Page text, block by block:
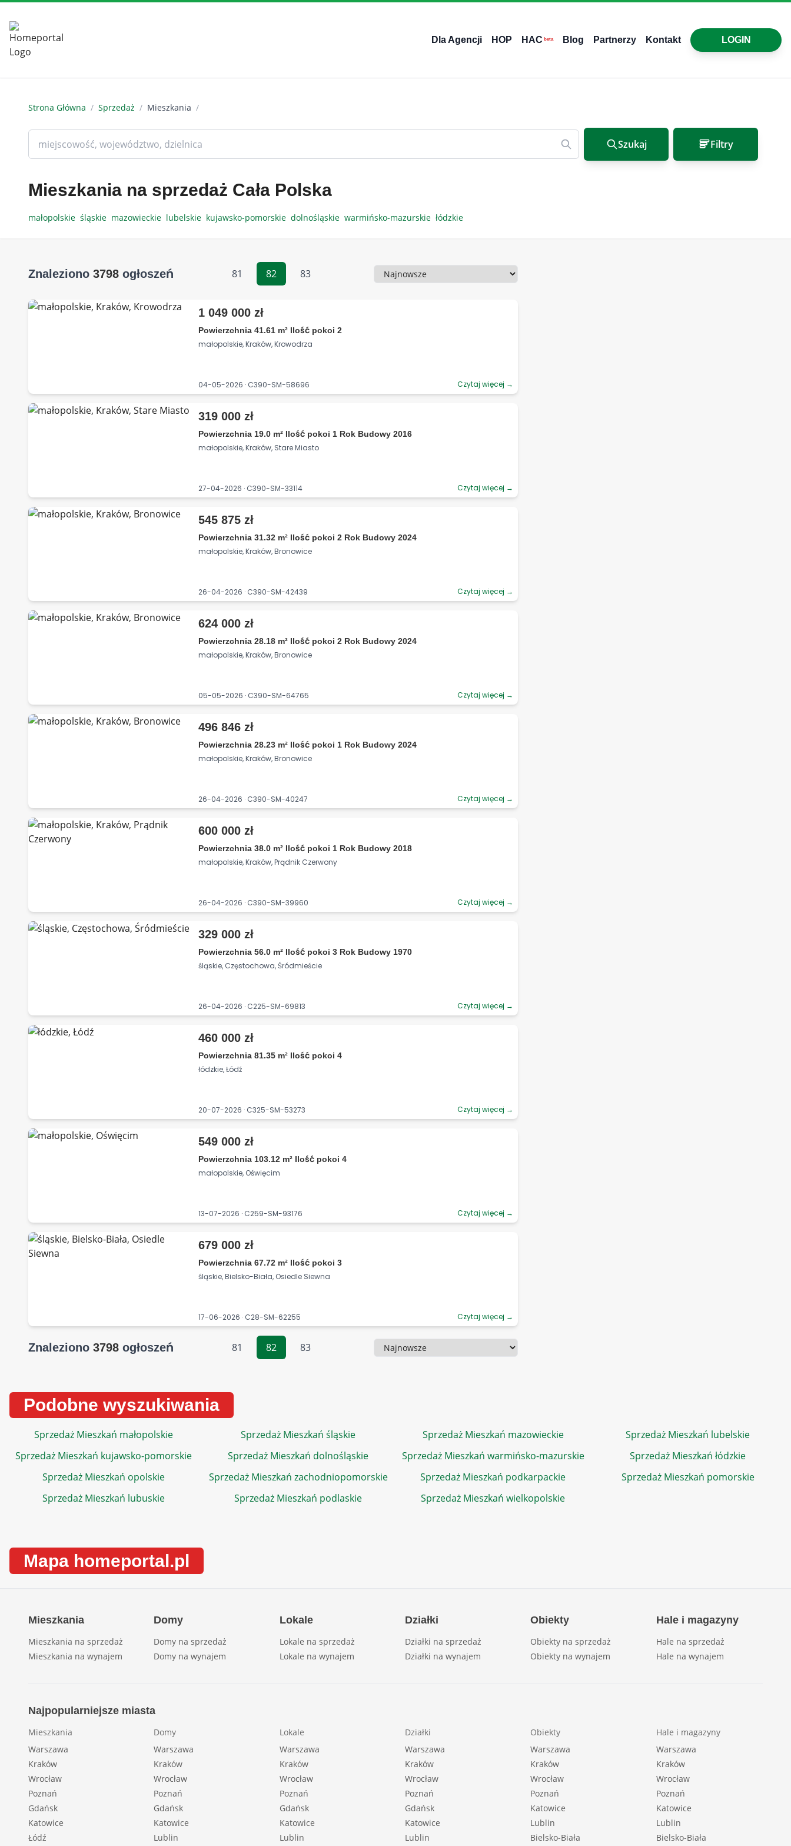
Dla Agencji HOP HAC beta Blog Partnerzy Kontakt LOGIN
Strona Główna / Sprzedaż / Mieszkania /
Szukaj Filtry
Mieszkania na sprzedaż Cała Polska
małopolskie śląskie mazowieckie lubelskie kujawsko-pomorskie dolnośląskie warmińsko-mazurskie łódzkie
Znaleziono 3798 ogłoszeń 81 82 83 Sortowanie
1 049 000 zł
Powierzchnia 41.61 m² Ilość pokoi 2
małopolskie, Kraków, Krowodrza
04-05-2026 · C390-SM-58696 Czytaj więcej →
319 000 zł
Powierzchnia 19.0 m² Ilość pokoi 1 Rok Budowy 2016
małopolskie, Kraków, Stare Miasto
27-04-2026 · C390-SM-33114 Czytaj więcej →
545 875 zł
Powierzchnia 31.32 m² Ilość pokoi 2 Rok Budowy 2024
małopolskie, Kraków, Bronowice
26-04-2026 · C390-SM-42439 Czytaj więcej →
624 000 zł
Powierzchnia 28.18 m² Ilość pokoi 2 Rok Budowy 2024
małopolskie, Kraków, Bronowice
05-05-2026 · C390-SM-64765 Czytaj więcej →
496 846 zł
Powierzchnia 28.23 m² Ilość pokoi 1 Rok Budowy 2024
małopolskie, Kraków, Bronowice
26-04-2026 · C390-SM-40247 Czytaj więcej →
600 000 zł
Powierzchnia 38.0 m² Ilość pokoi 1 Rok Budowy 2018
małopolskie, Kraków, Prądnik Czerwony
26-04-2026 · C390-SM-39960 Czytaj więcej →
329 000 zł
Powierzchnia 56.0 m² Ilość pokoi 3 Rok Budowy 1970
śląskie, Częstochowa, Śródmieście
26-04-2026 · C225-SM-69813 Czytaj więcej →
460 000 zł
Powierzchnia 81.35 m² Ilość pokoi 4
łódzkie, Łódź
20-07-2026 · C325-SM-53273 Czytaj więcej →
549 000 zł
Powierzchnia 103.12 m² Ilość pokoi 4
małopolskie, Oświęcim
13-07-2026 · C259-SM-93176 Czytaj więcej →
679 000 zł
Powierzchnia 67.72 m² Ilość pokoi 3
śląskie, Bielsko-Biała, Osiedle Siewna
17-06-2026 · C28-SM-62255 Czytaj więcej →
Znaleziono 3798 ogłoszeń 81 82 83 Sortowanie
Podobne wyszukiwania
Sprzedaż Mieszkań małopolskie Sprzedaż Mieszkań śląskie Sprzedaż Mieszkań mazowieckie
Sprzedaż Mieszkań lubelskie
Sprzedaż Mieszkań kujawsko-pomorskie
Sprzedaż Mieszkań dolnośląskie Sprzedaż Mieszkań warmińsko-mazurskie
Sprzedaż Mieszkań łódzkie
Sprzedaż Mieszkań opolskie
Sprzedaż Mieszkań zachodniopomorskie Sprzedaż Mieszkań podkarpackie
Sprzedaż Mieszkań pomorskie
Sprzedaż Mieszkań lubuskie
Sprzedaż Mieszkań podlaskie Sprzedaż Mieszkań wielkopolskie
Mapa homeportal.pl
Mieszkania
Mieszkania na sprzedaż
Mieszkania na wynajem
Domy
Domy na sprzedaż
Domy na wynajem
Lokale
Lokale na sprzedaż
Lokale na wynajem
Działki
Działki na sprzedaż
Działki na wynajem
Obiekty
Obiekty na sprzedaż
Obiekty na wynajem
Hale i magazyny
Hale na sprzedaż
Hale na wynajem
Najpopularniejsze miasta
Mieszkania
Warszawa
Kraków
Wrocław
Poznań
Gdańsk
Katowice
Łódź
Domy
Warszawa
Kraków
Wrocław
Poznań
Gdańsk
Katowice
Lublin
Lokale
Warszawa
Kraków
Wrocław
Poznań
Gdańsk
Katowice
Lublin
Działki
Warszawa
Kraków
Wrocław
Poznań
Gdańsk
Katowice
Lublin
Obiekty
Warszawa
Kraków
Wrocław
Poznań
Katowice
Lublin
Bielsko-Biała
Hale i magazyny
Warszawa
Kraków
Wrocław
Poznań
Katowice
Lublin
Bielsko-Biała